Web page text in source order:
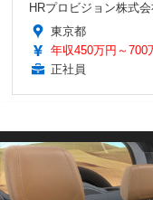
HRプロビジョン株式会
東京都
年収450万円～700
正社員